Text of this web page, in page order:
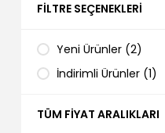
FILTRE SEÇENEKLERI
Yeni Ürünler (2)
İndirimli Ürünler (1)
TÜM FIYAT ARALIKLARI